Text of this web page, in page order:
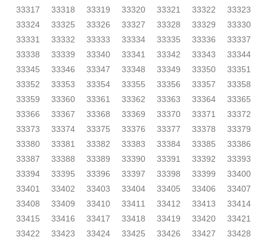
33317
33318 33319 33320 33321 33322
33323
33324
33325 33326 33327 33328 33329
33330
33331
33332 33333 33334 33335 33336
33337
33338
33339 33340 33341 33342 33343
33344
33345
33346 33347 33348 33349 33350
33351
33352
33353 33354 33355 33356 33357
33358
33359
33360 33361 33362 33363 33364
33365
33366
33367 33368 33369 33370 33371
33372
33373
33374 33375 33376 33377 33378
33379
33380
33381 33382 33383 33384 33385
33386
33387
33388 33389 33390 33391 33392
33393
33394
33395 33396 33397 33398 33399
33400
33401
33402 33403 33404 33405 33406
33407
33408
33409 33410 33411 33412 33413
33414
33415
33416 33417 33418 33419 33420
33421
33422
33423 33424 33425 33426 33427
33428